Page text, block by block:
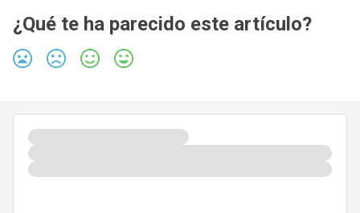
¿Qué te ha parecido este artículo?